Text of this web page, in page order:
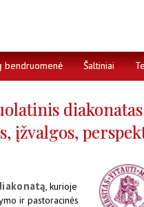
bendruomenė Šaltiniai
įžvalgos,
, kurioje
ir pastoracinės